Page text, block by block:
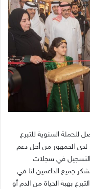
للحملة السنوية للتبرع
لدى الجمهور من أجل دعم
التسجيل في سجلات
جميع الداعمين لنا في
بهبة الحياة من الدم أو